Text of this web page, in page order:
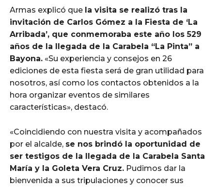
Armas explicó que la visita se realizó tras la
invitación de Carlos Gómez a la Fiesta de ‘La
Arribada’, que conmemoraba este año los 529
años de la llegada de la Carabela “La Pinta” a
Bayona. «Su experiencia y consejos en 26
ediciones de esta fiesta será de gran utilidad para
nosotros, así como los contactos obtenidos a la
hora organizar eventos de similares
características», destacó.
«Coincidiendo con nuestra visita y acompañados
por el alcalde, se nos brindó la oportunidad de
ser testigos de la llegada de la Carabela Santa
María y la Goleta Vera Cruz. Pudimos dar la
bienvenida a sus tripulaciones y conocer sus